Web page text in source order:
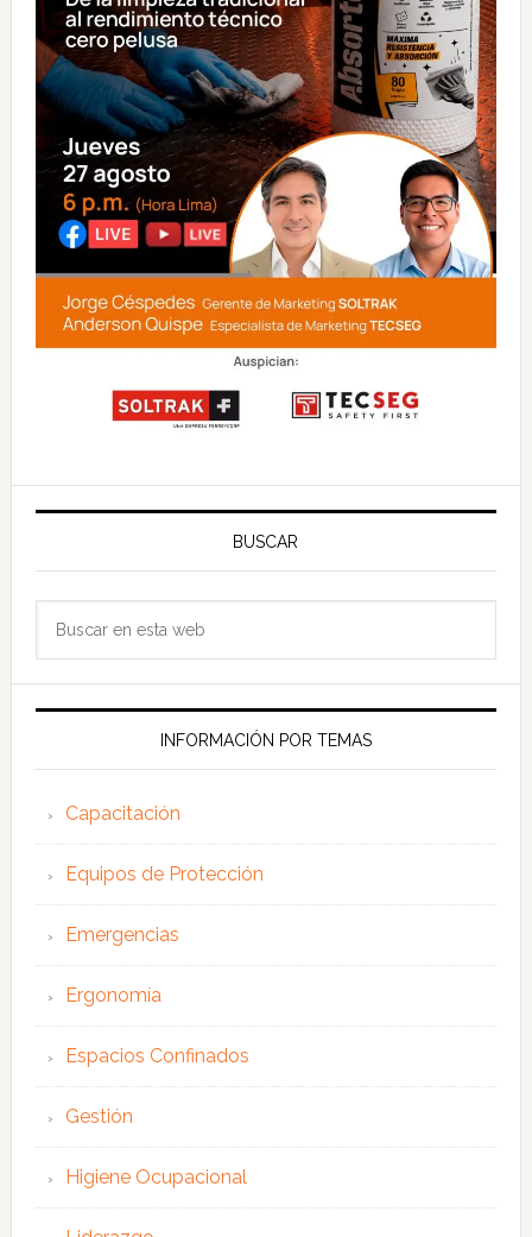
BUSCAR
web
INFORMACIÓN POR TEMAS
Capacitación
Equipos de Protección
Emergencias
Ergonomía
Espacios Confinados
Gestión
Higiene Ocupacional